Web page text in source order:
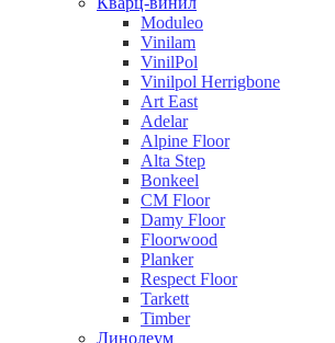
Moduleo
Vinilam
VinilPol
Vinilpol Herrigbone
Art East
Adelar
Alpine Floor
Alta Step
Bonkeel
CM Floor
Damy Floor
Floorwood
Planker
Respect Floor
Tarkett
Timber
Линолеум